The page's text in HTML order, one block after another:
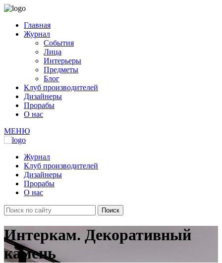
Главная
Журнал
События
Лица
Интерьеры
Предметы
Блог
Клуб производителей
Дизайнеры
Прорабы
О нас
МЕНЮ
Журнал
Клуб производителей
Дизайнеры
Прорабы
О нас
Интеркам. Декоративный
камень